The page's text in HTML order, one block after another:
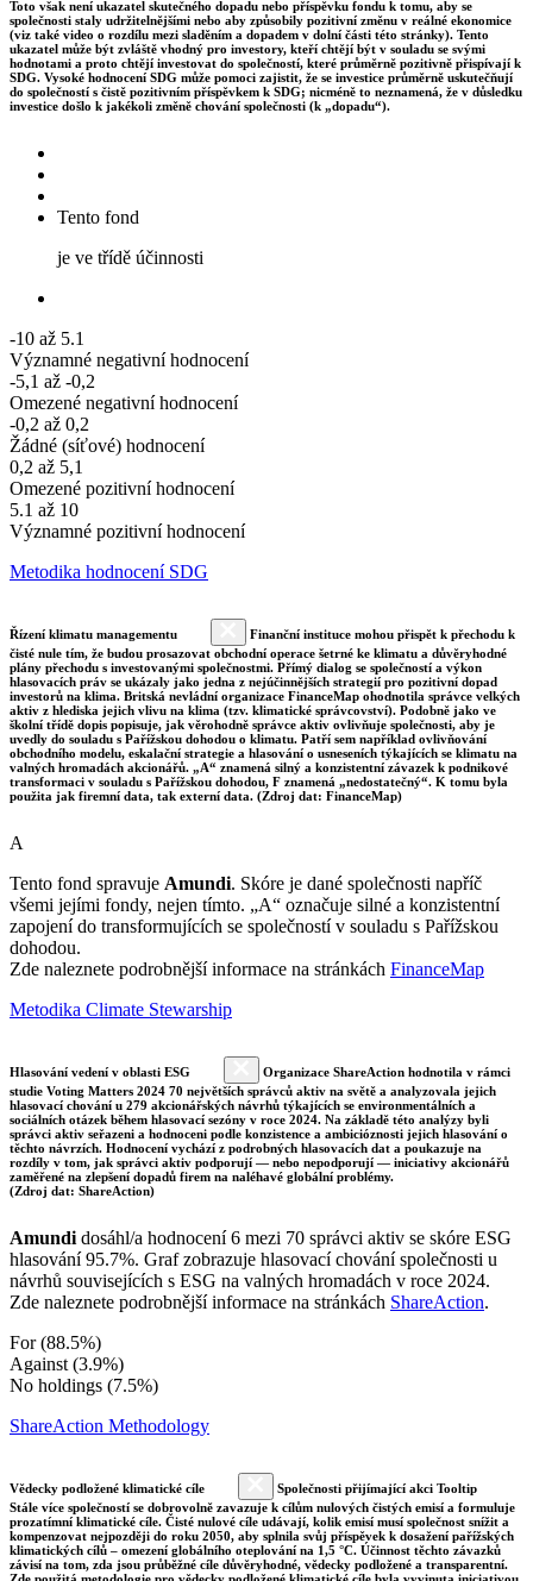
Toto však není ukazatel skutečného dopadu nebo příspěvku fondu k tomu, aby se
společnosti staly udržitelnějšími nebo aby způsobily pozitivní změnu v reálné ekonomice
(viz také video o rozdílu mezi sladěním a dopadem v dolní části této stránky). Tento
ukazatel může být zvláště vhodný pro investory, kteří chtějí být v souladu se svými
hodnotami a proto chtějí investovat do společností, které průměrně pozitivně přispívají k
SDG. Vysoké hodnocení SDG může pomoci zajistit, že se investice průměrně uskutečňují
do společností s čistě pozitivním příspěvkem k SDG; nicméně to neznamená, že v důsledku
investice došlo k jakékoli změně chování společnosti (k „dopadu“).
Tento fond
je ve třídě účinnosti
-10 až 5.1
Významné negativní hodnocení
-5,1 až -0,2
Omezené negativní hodnocení
-0,2 až 0,2
Žádné (síťové) hodnocení
0,2 až 5,1
Omezené pozitivní hodnocení
5.1 až 10
Významné pozitivní hodnocení
Metodika hodnocení SDG
Řízení klimatu managementu
Finanční instituce mohou přispět k přechodu k
čisté nule tím, že budou prosazovat obchodní operace šetrné ke klimatu a důvěryhodné
plány přechodu s investovanými společnostmi. Přímý dialog se společností a výkon
hlasovacích práv se ukázaly jako jedna z nejúčinnějších strategií pro pozitivní dopad
investorů na klima. Britská nevládní organizace FinanceMap ohodnotila správce velkých
aktiv z hlediska jejich vlivu na klima (tzv. klimatické správcovství). Podobně jako ve
školní třídě dopis popisuje, jak věrohodně správce aktiv ovlivňuje společnosti, aby je
uvedly do souladu s Pařížskou dohodou o klimatu. Patří sem například ovlivňování
obchodního modelu, eskalační strategie a hlasování o usneseních týkajících se klimatu na
valných hromadách akcionářů. „A“ znamená silný a konzistentní závazek k podnikové
transformaci v souladu s Pařížskou dohodou, F znamená „nedostatečný“. K tomu byla
použita jak firemní data, tak externí data. (Zdroj dat: FinanceMap)
A
Tento fond spravuje Amundi. Skóre je dané společnosti napříč
všemi jejími fondy, nejen tímto. „A“ označuje silné a konzistentní
zapojení do transformujících se společností v souladu s Pařížskou
dohodou.
Zde naleznete podrobnější informace na stránkách FinanceMap
Metodika Climate Stewarship
Hlasování vedení v oblasti ESG
Organizace ShareAction hodnotila v rámci
studie Voting Matters 2024 70 největších správců aktiv na světě a analyzovala jejich
hlasovací chování u 279 akcionářských návrhů týkajících se environmentálních a
sociálních otázek během hlasovací sezóny v roce 2024. Na základě této analýzy byli
správci aktiv seřazeni a hodnoceni podle konzistence a ambicióznosti jejich hlasování o
těchto návrzích. Hodnocení vychází z podrobných hlasovacích dat a poukazuje na
rozdíly v tom, jak správci aktiv podporují — nebo nepodporují — iniciativy akcionářů
zaměřené na zlepšení dopadů firem na naléhavé globální problémy.
(Zdroj dat: ShareAction)
Amundi dosáhl/a hodnocení 6 mezi 70 správci aktiv se skóre ESG
hlasování 95.7%. Graf zobrazuje hlasovací chování společnosti u
návrhů souvisejících s ESG na valných hromadách v roce 2024.
Zde naleznete podrobnější informace na stránkách ShareAction.
For (88.5%)
Against (3.9%)
No holdings (7.5%)
ShareAction Methodology
Vědecky podložené klimatické cíle
Společnosti přijímající akci Tooltip
Stále více společností se dobrovolně zavazuje k cílům nulových čistých emisí a formuluje
prozatímní klimatické cíle. Čisté nulové cíle udávají, kolik emisí musí společnost snížit a
kompenzovat nejpozději do roku 2050, aby splnila svůj příspěvek k dosažení pařížských
klimatických cílů – omezení globálního oteplování na 1,5 °C. Účinnost těchto závazků
závisí na tom, zda jsou průběžné cíle důvěryhodné, vědecky podložené a transparentní.